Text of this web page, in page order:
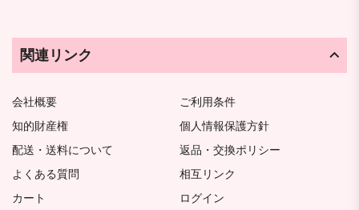
関連リンク
会社概要
ご利用条件
知的財産権
個人情報保護方針
配送・送料について
返品・交換ポリシー
よくある質問
相互リンク
カート
ログイン